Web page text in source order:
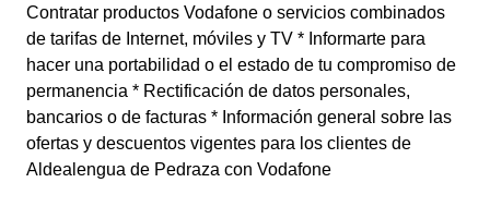
Contratar productos Vodafone o servicios combinados
de tarifas de Internet, móviles y TV * Informarte para
hacer una portabilidad o el estado de tu compromiso de
permanencia * Rectificación de datos personales,
bancarios o de facturas * Información general sobre las
ofertas y descuentos vigentes para los clientes de
Aldealengua de Pedraza con Vodafone